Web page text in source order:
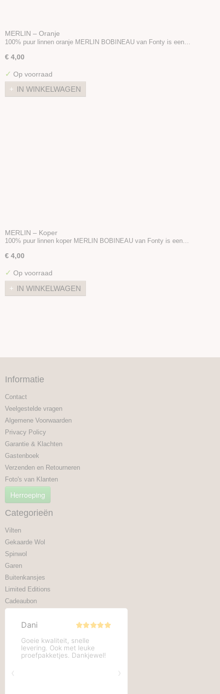
MERLIN – Oranje
100% puur linnen oranje MERLIN BOBINEAU van Fonty is een…
€ 4,00
✓ Op voorraad
IN WINKELWAGEN
MERLIN – Koper
100% puur linnen koper MERLIN BOBINEAU van Fonty is een…
€ 4,00
✓ Op voorraad
IN WINKELWAGEN
Informatie
Contact
Veelgestelde vragen
Algemene Voorwaarden
Privacy Policy
Garantie & Klachten
Gastenboek
Verzenden en Retourneren
Foto's van Klanten
Herroeping
Categorieën
Vilten
Gekaarde Wol
Spinwol
Garen
Buitenkansjes
Limited Editions
Cadeaubon